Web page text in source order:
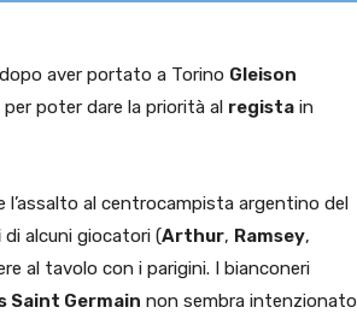
aver portato a Torino Gleison
poter dare la priorità al regista in
l’assalto al centrocampista argentino del
di alcuni giocatori (Arthur, Ramsey,
al tavolo con i parigini. I bianconeri
Saint Germain non sembra intenzionato